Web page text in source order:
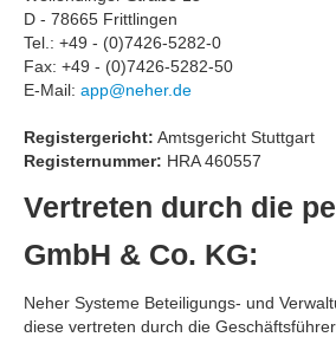
D - 78665 Frittlingen
Tel.: +49 - (0)7426-5282-0
Fax: +49 - (0)7426-5282-50
E-Mail: app@neher.de
Registergericht: Amtsgericht Stuttgart
Registernummer: HRA 460557
Vertreten durch die
GmbH & Co. KG:
Neher Systeme Beteiligungs- und
diese vertreten durch die